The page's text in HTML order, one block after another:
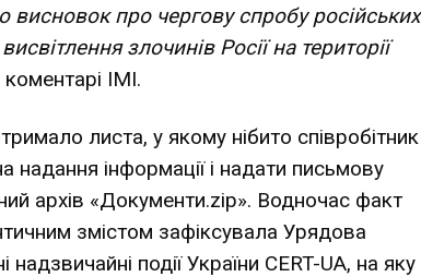
висновок про чергову спробу російських
злочинів Росії на території
ІМІ.
листа, у якому нібито співробітник
інформації і надати письмову
архів «Документи.zip». Водночас факт
змістом зафіксувала Урядова
події України CERT-UA, на яку